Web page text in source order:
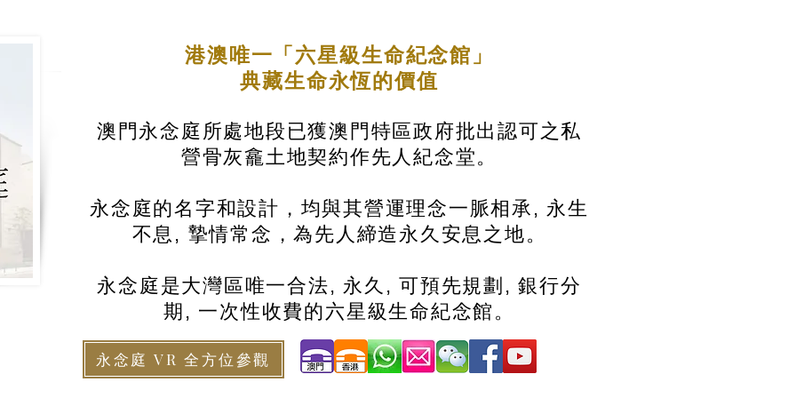
港澳唯一「六星級生命紀念館」
典藏生命永恆的價值
澳門永念庭所處地段已獲澳門特區政府批出認可之私
營骨灰龕土地契約作先人紀念堂。
永念庭的名字和設計，均與其營運理念一脈相承, 永生
不息, 摯情常念，為先人締造永久安息之地。
永念庭是大灣區唯一合法, 永久, 可預先規劃, 銀行分
期, 一次性收費的六星級生命紀念館。
永念庭 VR 全方位參觀